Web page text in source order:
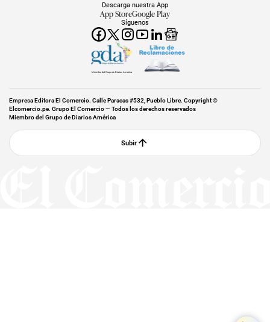
Síguenos
Descarga nuestra App
App StoreGoogle Play
Miembro del Grupo de Diarios América
Empresa Editora El Comercio. Calle Paracas #532, Pueblo Libre. Copyright ©
Elcomercio.pe. Grupo El Comercio — Todos los derechos reservados
Miembro del Grupo de Diarios América
Subir